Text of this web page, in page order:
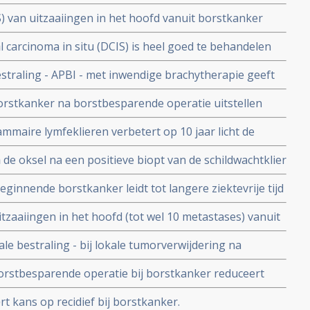
en uitzonderlijke hart- en
cosmetische effecten copy 1
van uitzaaiingen in het hoofd vanuit borstkanker
betere kwaliteit van leven dan hele hoofd bestraling
in situ (DCIS) is heel goed te behandelen
Maar ook bestraling kan het risico op
blijkt uit nieuwe studie
- APBI - met inwendige brachytherapie geeft
iets meer kans op recidief vergeleken met
na borstsparende operatie.
na borstbesparende operatie uitstellen
aldus radiotherapeut Jan Jobsen
lymfeklieren verbetert op 10 jaar licht de
uitzaaiingen bij patiënten met borstkanker
oksel na een positieve biopt van de schildwachtklier
problemen in vergelijking met operatie van de
overlevingskansen
borstkanker leidt tot langere ziektevrije tijd
in het hoofd (tot wel 10 metastases) vanuit
levensduur en betere kwaliteit van leven. Vooral
is effect zeer hoog.
bestraling - bij lokale tumorverwijdering na
I en II beschermt vrouwen net zo goed en met
totale borstamputatie en totale
operatie bij borstkanker reduceert
en geeft grotere kans op overall overleving, aldus
kans op recidief bij borstkanker.